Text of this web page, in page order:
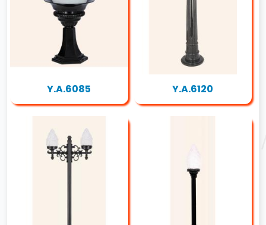
Y.A.6085 Y.A.6120